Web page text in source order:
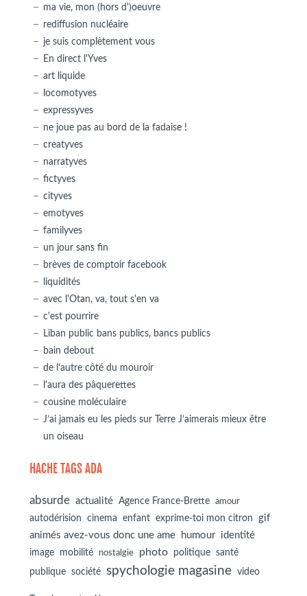
ma vie, mon (hors d')oeuvre
rediffusion nucléaire
je suis complètement vous
En direct l'Yves
art liquide
locomotyves
expressyves
ne joue pas au bord de la fadaise !
creatyves
narratyves
fictyves
cityves
emotyves
familyves
un jour sans fin
brèves de comptoir facebook
liquidités
avec l'Otan, va, tout s'en va
c'est pourrire
Liban public bans publics, bancs publics
bain debout
de l'autre côté du mouroir
l'aura des pâquerettes
cousine moléculaire
J’ai jamais eu les pieds sur Terre J’aimerais mieux être
un oiseau
HACHE TAGS ADA
absurde actualité Agence France-Brette amour
autodérision cinema enfant exprime-toi mon citron
gif
animés avez-vous donc une ame
humour identité
image mobilité nostalgie photo politique
santé
publique
société spychologie magasine video